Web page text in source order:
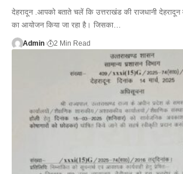
देहरादून .आपको बताते चलें कि उत्तराखंड की राजधानी देहरादून
का आयोजन किया जा रहा है। जिसका…
Admin 2 Min Read